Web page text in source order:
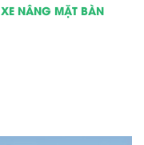
XE NÂNG MẶT BÀN